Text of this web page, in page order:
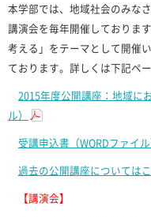
本学部では、地域社会のみな
講演会を毎年開催しておりま
考える」をテーマとして開催
ております。詳しくは下記ペ
2015年度公開講座：地域に
ル）
受講申込書（WORDファイル
過去の公開講座については
【講演会】